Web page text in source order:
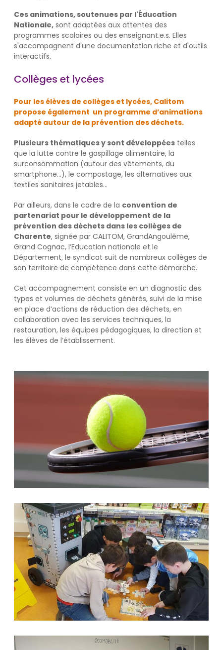
Ces animations, soutenues par l'Éducation
Nationale,sont adaptées aux attentes des
programmes scolaires ou des enseignant.e.s. Elles
s'accompagnent d'une documentation riche et d'outils
interactifs.
Collèges et lycées
Pour les élèves de collèges et lycées, Calitom
propose également un programme d’animations
adapté autour de la prévention des déchets.
Plusieurs thématiques y sont développéestelles
que la lutte contre le gaspillage alimentaire, la
surconsommation (autour des vêtements, du
smartphone…), le compostage, les alternatives aux
textiles sanitaires jetables…
Par ailleurs, dans le cadre de la convention de
partenariat pour le développement de la
prévention des déchets dans les collèges de
Charente, signée par CALITOM, GrandAngoulême,
Grand Cognac, l’Education nationale et le
Département, le syndicat suit de nombreux collèges de
son territoire de compétence dans cette démarche.
Cet accompagnement consiste en un diagnostic des
types et volumes de déchets générés, suivi de la mise
en place d’actions de réduction des déchets, en
collaboration avec les services techniques, la
restauration, les équipes pédagogiques, la direction et
les élèves de l’établissement.